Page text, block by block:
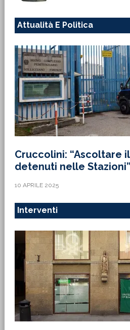
Attualità E Politica
Cruccolini: “Ascoltare
detenuti nelle Stazioni”
10 APRILE 2025
Interventi